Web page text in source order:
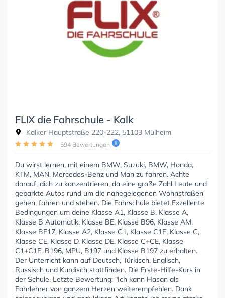
FLIX die Fahrschule - Kalk
Kalker Hauptstraße 220-222, 51103 Mülheim
594 Bewertungen
Du wirst lernen, mit einem BMW, Suzuki, BMW, Honda,
KTM, MAN, Mercedes-Benz und Man zu fahren. Achte
darauf, dich zu konzentrieren, da eine große Zahl Leute und
geparkte Autos rund um die nahegelegenen Wohnstraßen
gehen, fahren und stehen. Die Fahrschule bietet Exzellente
Bedingungen um deine Klasse A1, Klasse B, Klasse A,
Klasse B Automatik, Klasse BE, Klasse B96, Klasse AM,
Klasse BF17, Klasse A2, Klasse C1, Klasse C1E, Klasse C,
Klasse CE, Klasse D, Klasse DE, Klasse C+CE, Klasse
C1+C1E, B196, MPU, B197 und Klasse B197 zu erhalten.
Der Unterricht kann auf Deutsch, Türkisch, Englisch,
Russisch und Kurdisch stattfinden. Die Erste-Hilfe-Kurs in
der Schule. Letzte Bewertung: "Ich kann Hasan als
Fahrlehrer von ganzem Herzen weiterempfehlen. Dank